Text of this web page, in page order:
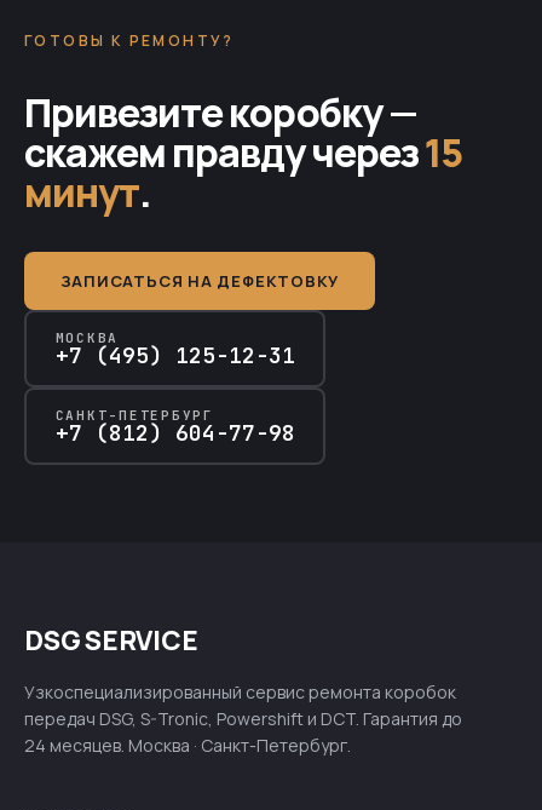
ГОТОВЫ К РЕМОНТУ?
Привезите коробку —
скажем правду через15
минут.
ЗАПИСАТЬСЯ НА ДЕФЕКТОВКУ
МОСКВА
+7 (495) 125-12-31
САНКТ-ПЕТЕРБУРГ
+7 (812) 604-77-98
DSG SERVICE
Узкоспециализированный сервис ремонта коробок
передач DSG, S-Tronic, Powershift и DCT. Гарантия до
24 месяцев. Москва · Санкт-Петербург.